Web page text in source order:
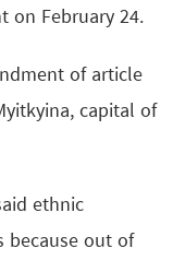
on February 24.
of article
capital of
ethnic
out of